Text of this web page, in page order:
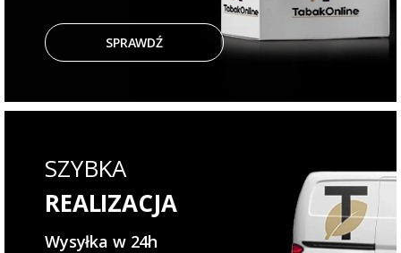
SPRAWDŹ
SZYBKA
REALIZACJA
Wysyłka w 24h